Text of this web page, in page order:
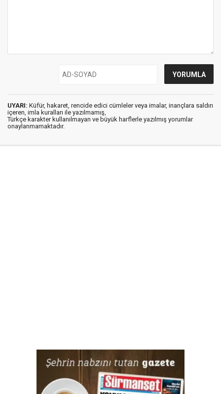
UYARI: Küfür, hakaret, rencide edici cümleler veya imalar, inançlara saldırı
içeren, imla kuralları ile yazılmamış,
Türkçe karakter kullanılmayan ve büyük harflerle yazılmış yorumlar
onaylanmamaktadır.